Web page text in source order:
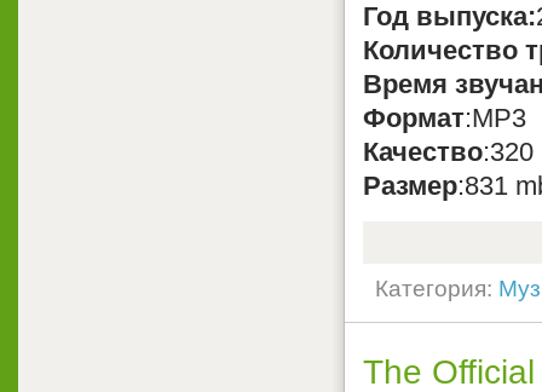
Год выпуска:
Количество
Время
Формат:MP3
Качество:320
Размер:831
Категория:
The